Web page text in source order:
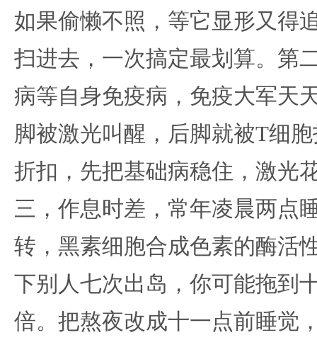
如果偷懒不照，等它显形又得
扫进去，一次搞定最划算。第
病等自身免疫病，免疫大军天
脚被激光叫醒，后脚就被T细
折扣，先把基础病稳住，激光
三，作息时差，常年凌晨两点
转，黑素细胞合成色素的酶活
下别人七次出岛，你可能拖到
倍。把熬夜改成十一点前睡觉